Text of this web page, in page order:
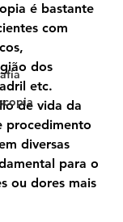
é bastante
com
dos
etc.
de vida da
procedimento
diversas
para o
ou dores mais